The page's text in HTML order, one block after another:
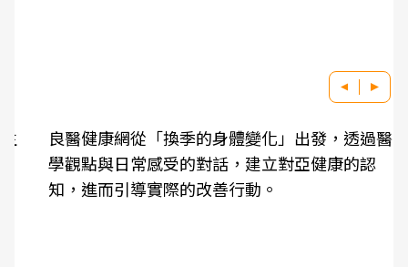
良醫健康網從「換季的身體變化」出發，透過醫
學觀點與日常感受的對話，建立對亞健康的認
知，進而引導實際的改善行動。